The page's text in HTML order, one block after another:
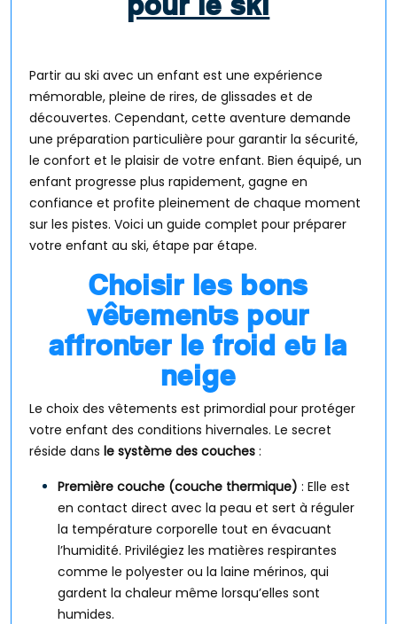
Partir au ski avec un enfant est une expérience
mémorable, pleine de rires, de glissades et de
découvertes. Cependant, cette aventure demande
une préparation particulière pour garantir la sécurité,
le confort et le plaisir de votre enfant. Bien équipé, un
enfant progresse plus rapidement, gagne en
confiance et profite pleinement de chaque moment
sur les pistes. Voici un guide complet pour préparer
votre enfant au ski, étape par étape.
Choisir les bons
vêtements pour
affronter le froid et la
neige
Le choix des vêtements est primordial pour protéger
votre enfant des conditions hivernales. Le secret
réside dans le système des couches :
Première couche (couche thermique) : Elle est
en contact direct avec la peau et sert à réguler
la température corporelle tout en évacuant
l’humidité. Privilégiez les matières respirantes
comme le polyester ou la laine mérinos, qui
gardent la chaleur même lorsqu’elles sont
humides.